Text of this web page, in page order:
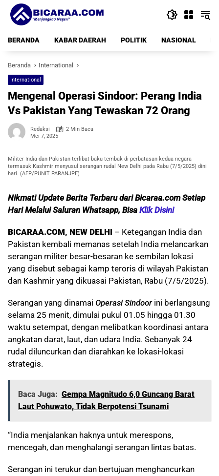
Langsung
konten
BERANDA
KABAR DAERAH POLITIK NASIONAL
Beranda International
International
Mengenal Operasi Sindoor: Perang India
Vs Pakistan Yang Tewaskan 72 Orang
Redaksi
2 Min Baca
Mei 7, 2025
Militer India dan Pakistan terlibat baku tembak di perbatasan kedua negara
termasuk Kashmir menyusul serangan rudal New Delhi pada Rabu (7/5/2025) dini
hari. (AFP/PUNIT PARANJPE)
Nikmati Update Berita Terbaru dari Bicaraa.com Setiap
Hari Melalui Saluran Whatsapp, Bisa Klik Disini
BICARAA.COM, NEW DELHI – Ketegangan India dan
Pakistan kembali memanas setelah India melancarkan
serangan militer besar-besaran ke sembilan lokasi
yang disebut sebagai kamp teroris di wilayah Pakistan
dan Kashmir yang dikuasai Pakistan, Rabu (7/5/2025).
Serangan yang dinamai Operasi Sindoorini berlangsung
selama 25 menit, dimulai pukul 01.05 hingga 01.30
waktu setempat, dengan melibatkan koordinasi antara
angkatan darat, laut, dan udara India. Sebanyak 24
rudal diluncurkan dan diarahkan ke lokasi-lokasi
strategis.
Baca Juga: Gempa Magnitudo 6,0 Guncang Barat
Laut Pohuwato, Tidak Berpotensi Tsunami
“India menjalankan haknya untuk merespons,
mencegah, dan menghalangi serangan lintas batas.
Serangan ini terukur dan bertujuan menghancurkan